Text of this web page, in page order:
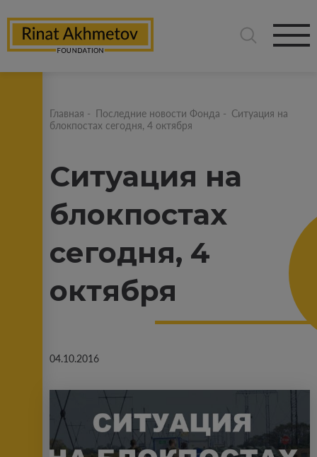
Главная - Последние новости Фонда - Ситуация на
блокпостах сегодня, 4 октября
Ситуация на
блокпостах
сегодня, 4
октября
04.10.2016